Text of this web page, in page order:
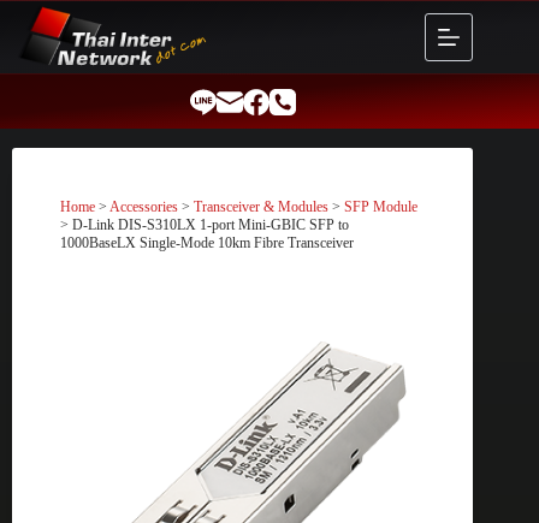
content
Home > Accessories > Transceiver & Modules > SFP Module
> D-Link DIS-S310LX 1-port Mini-GBIC SFP to
1000BaseLX Single-Mode 10km Fibre Transceiver